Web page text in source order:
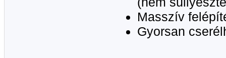
Masszív
Gyorsan